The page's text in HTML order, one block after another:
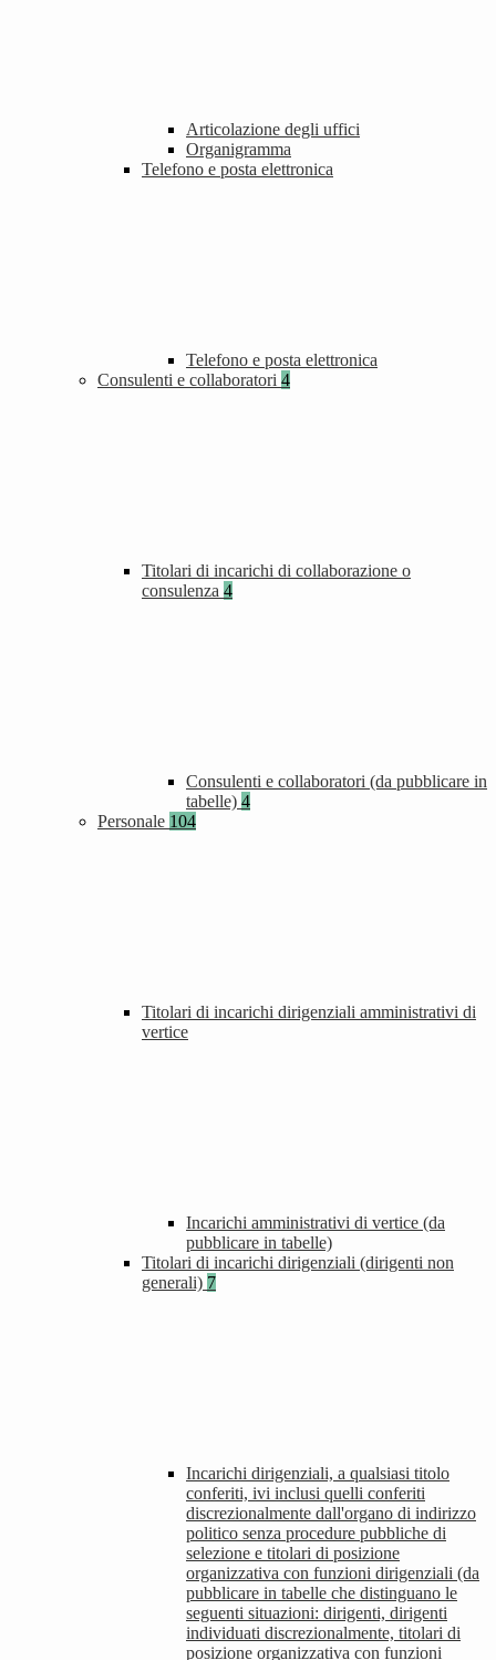
Articolazione degli uffici
Organigramma
Telefono e posta elettronica
Telefono e posta elettronica
Consulenti e collaboratori 4
Titolari di incarichi di collaborazione o
consulenza 4
Consulenti e collaboratori (da pubblicare in
tabelle) 4
Personale 104
Titolari di incarichi dirigenziali amministrativi di
vertice
Incarichi amministrativi di vertice (da
pubblicare in tabelle)
Titolari di incarichi dirigenziali (dirigenti non
generali) 7
Incarichi dirigenziali, a qualsiasi titolo
conferiti, ivi inclusi quelli conferiti
discrezionalmente dall'organo di indirizzo
politico senza procedure pubbliche di
selezione e titolari di posizione
organizzativa con funzioni dirigenziali (da
pubblicare in tabelle che distinguano le
seguenti situazioni: dirigenti, dirigenti
individuati discrezionalmente, titolari di
posizione organizzativa con funzioni